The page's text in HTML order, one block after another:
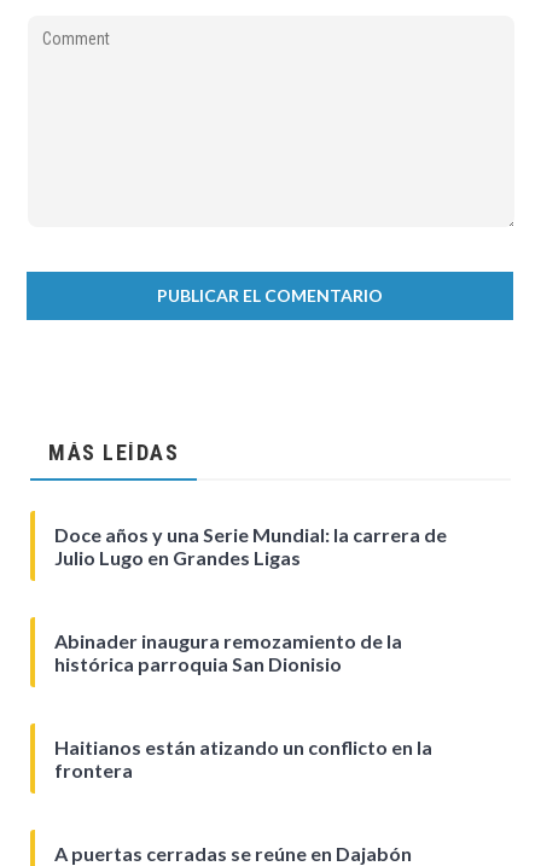
MÁS LEÍDAS
Doce años y una Serie Mundial: la carrera de
Julio Lugo en Grandes Ligas
Abinader inaugura remozamiento de la
histórica parroquia San Dionisio
Haitianos están atizando un conflicto en la
frontera
A puertas cerradas se reúne en Dajabón